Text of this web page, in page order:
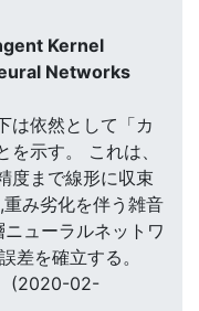
Kernel
Networks
は依然として「カ
示す。 これは、
度まで線形に収束
み劣化を伴う雑音
ューラルネットワ
差を確立する。
(2020-02-